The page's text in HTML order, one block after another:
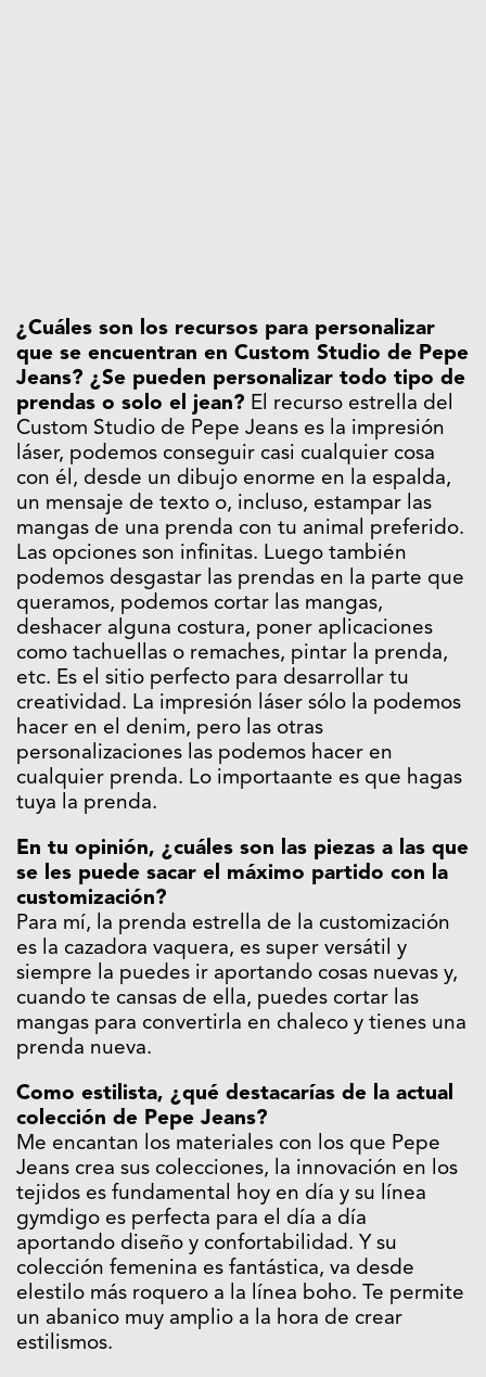
¿Cuáles son los recursos para personalizar
que se encuentran en Custom Studio de Pepe
Jeans? ¿Se pueden personalizar todo tipo de
prendas o solo el jean? El recurso estrella del
Custom Studio de Pepe Jeans es la impresión
láser, podemos conseguir casi cualquier cosa
con él, desde un dibujo enorme en la espalda,
un mensaje de texto o, incluso, estampar las
mangas de una prenda con tu animal preferido.
Las opciones son infinitas. Luego también
podemos desgastar las prendas en la parte que
queramos, podemos cortar las mangas,
deshacer alguna costura, poner aplicaciones
como tachuellas o remaches, pintar la prenda,
etc. Es el sitio perfecto para desarrollar tu
creatividad. La impresión láser sólo la podemos
hacer en el denim, pero las otras
personalizaciones las podemos hacer en
cualquier prenda. Lo importaante es que hagas
tuya la prenda.
En tu opinión, ¿cuáles son las piezas a las que
se les puede sacar el máximo partido con la
customización?
Para mí, la prenda estrella de la customización
es la cazadora vaquera, es super versátil y
siempre la puedes ir aportando cosas nuevas y,
cuando te cansas de ella, puedes cortar las
mangas para convertirla en chaleco y tienes una
prenda nueva.
Como estilista, ¿qué destacarías de la actual
colección de Pepe Jeans?
Me encantan los materiales con los que Pepe
Jeans crea sus colecciones, la innovación en los
tejidos es fundamental hoy en día y su línea
gymdigo es perfecta para el día a día
aportando diseño y confortabilidad. Y su
colección femenina es fantástica, va desde
elestilo más roquero a la línea boho. Te permite
un abanico muy amplio a la hora de crear
estilismos.